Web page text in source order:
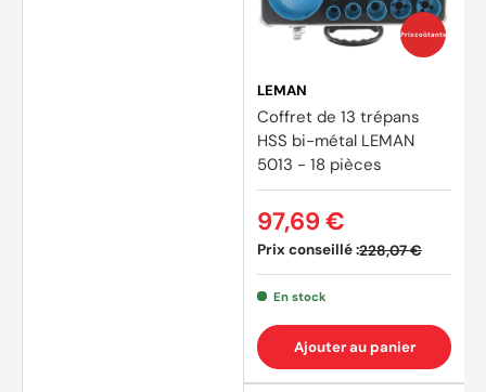
Prix coûtants
LEMAN
Coffret de 13 trépans
HSS bi-métal LEMAN
5013 - 18 pièces
Prix conseillé :228,07 €
97,69 €
En stock
Ajouter au panier